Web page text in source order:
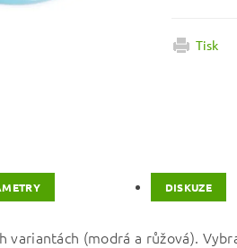
Tisk
DISKUZE
(modrá a růžová).